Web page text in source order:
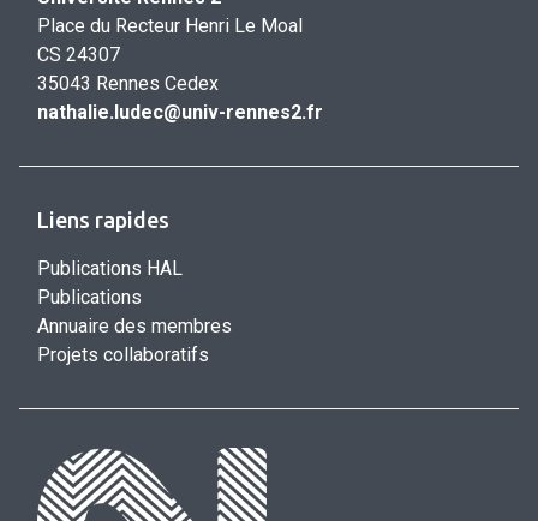
Place du Recteur Henri Le Moal
CS 24307
35043 Rennes Cedex
nathalie.ludec@univ-rennes2.fr
Liens rapides
Publications HAL
Publications
Annuaire des membres
Projets collaboratifs